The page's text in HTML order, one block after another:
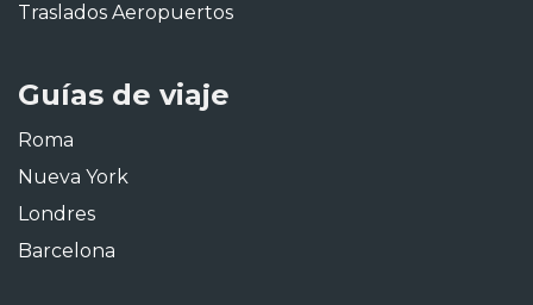
Traslados Aeropuertos
Guías de viaje
Roma
Nueva York
Londres
Barcelona